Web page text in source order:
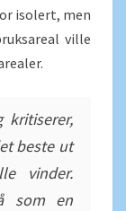
isolert, men
ville
kritiserer,
beste ut
vinder.
som en